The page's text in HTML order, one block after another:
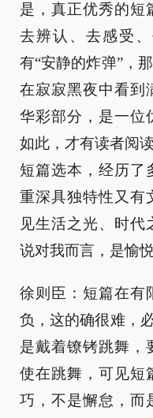
是，真正优秀的短
去辨认、去感受
有“安静的炸弹”，
在寂寂黑夜中看到
华彩部分，是一位
如此，才有读者阅
短篇选本，经历了
重深具独特性又有
见生活之光、时代
说对我而言，是愉
徐则臣：短篇在有
负，这的确很难，
是戴着镣铐跳舞，
使在跳舞，可见短
巧，不是懈怠，而